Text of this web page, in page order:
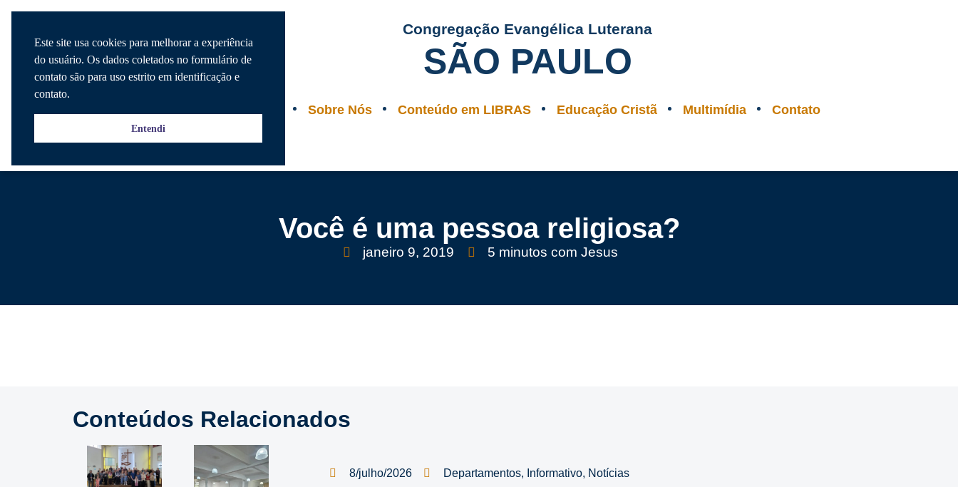
Congregação Evangélica Luterana
SÃO PAULO
Sobre Nós Conteúdo em LIBRAS Educação Cristã Multimídia Contato
Você é uma pessoa religiosa?
janeiro 9, 2019 5 minutos com Jesus
Conteúdos Relacionados
8/julho/2026 Departamentos, Informativo, Notícias
Este site usa cookies para melhorar a experiência
do usuário. Os dados coletados no formulário de
contato são para uso estrito em identificação e
contato.
Entendi